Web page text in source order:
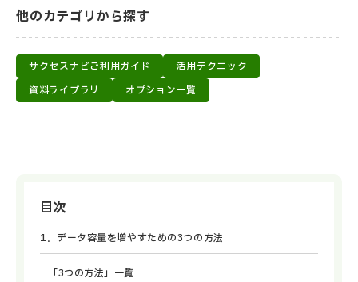
他のカテゴリから探す
サクセスナビご利用ガイド
活用テクニック
資料ライブラリ
オプション一覧
目次
1．データ容量を増やすための3つの方法
「3つの方法」一覧